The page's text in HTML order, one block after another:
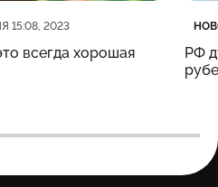
15:08, 2023
всегда хорошая
РФ